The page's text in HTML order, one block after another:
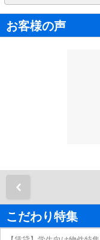
お客様の声
こだわり特集